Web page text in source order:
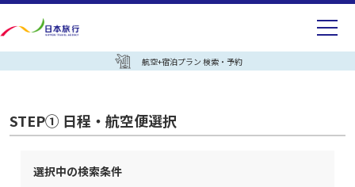
航空+宿泊プラン 検索・予約
STEP① 日程・航空便選択
選択中の検索条件